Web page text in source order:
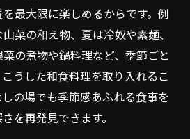
最大限に楽しめるからです。例
菜の和え物、夏は冷奴や素麺、
の煮物や鍋料理など、季節ごと
うした和食料理を取り入れるこ
の場でも季節感あふれる食事を
を再発見できます。